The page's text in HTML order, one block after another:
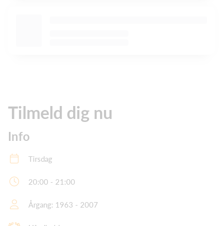
Tilmeld dig nu
Info
Tirsdag
20:00 - 21:00
Årgang: 1963 - 2007